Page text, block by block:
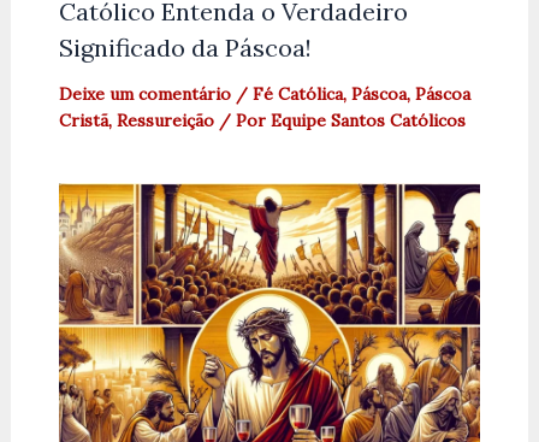
Católico Entenda o Verdadeiro
Significado da Páscoa!
Deixe um comentário / Fé Católica, Páscoa, Páscoa
Cristã, Ressureição/ Por Equipe Santos Católicos